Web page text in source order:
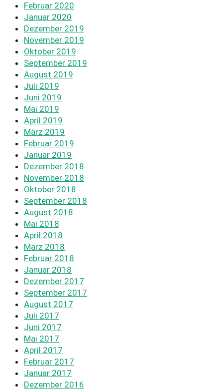
Februar 2020
Januar 2020
Dezember 2019
November 2019
Oktober 2019
September 2019
August 2019
Juli 2019
Juni 2019
Mai 2019
April 2019
März 2019
Februar 2019
Januar 2019
Dezember 2018
November 2018
Oktober 2018
September 2018
August 2018
Mai 2018
April 2018
März 2018
Februar 2018
Januar 2018
Dezember 2017
September 2017
August 2017
Juli 2017
Juni 2017
Mai 2017
April 2017
Februar 2017
Januar 2017
Dezember 2016